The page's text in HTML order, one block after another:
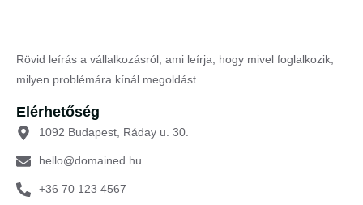
Rövid leírás a vállalkozásról, ami leírja, hogy mivel foglalkozik,
milyen problémára kínál megoldást.
Elérhetőség
1092 Budapest, Ráday u. 30.
hello@domained.hu
+36 70 123 4567